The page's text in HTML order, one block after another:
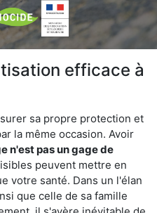
efficace à
sa propre protection et
la même occasion. Avoir
n'est pas un gage de
peuvent mettre en
votre santé. Dans un l'élan
que celle de sa famille